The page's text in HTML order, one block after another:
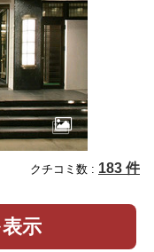
クチコミ数 : 183 件
示